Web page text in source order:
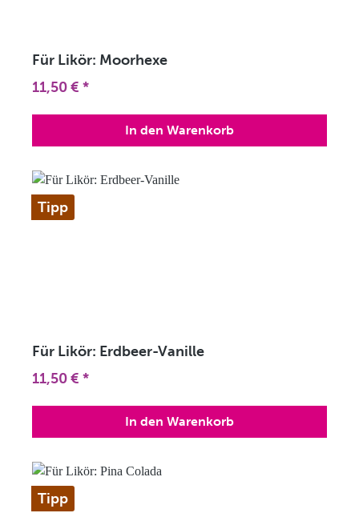
Für Likör: Moorhexe
Regulärer Preis:
11,50 € *
In den Warenkorb
Tipp
Für Likör: Erdbeer-Vanille
Regulärer Preis:
11,50 € *
In den Warenkorb
Tipp